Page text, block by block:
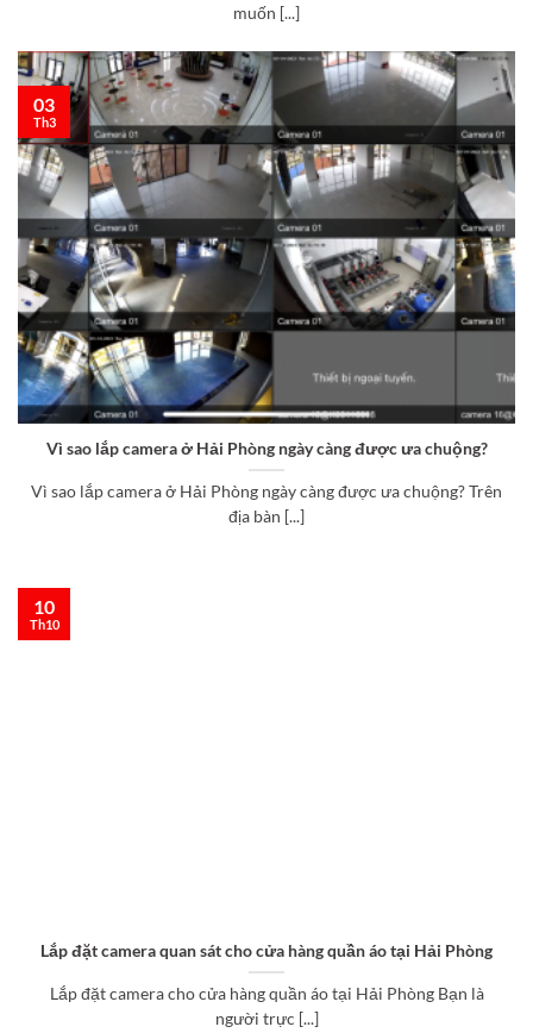
muốn [...]
Vì sao lắp camera ở Hải Phòng ngày càng được ưa chuộng?
Vì sao lắp camera ở Hải Phòng ngày càng được ưa chuộng? Trên
địa bàn [...]
03
Th3
Lắp đặt camera quan sát cho cửa hàng quần áo tại Hải Phòng
Lắp đặt camera cho cửa hàng quần áo tại Hải Phòng Bạn là
người trực [...]
10
Th10